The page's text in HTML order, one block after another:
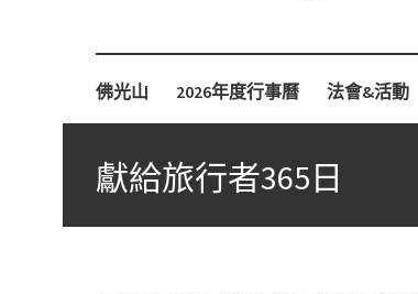
佛光山 2026年度行事曆 法會&活動
獻給旅行者365日